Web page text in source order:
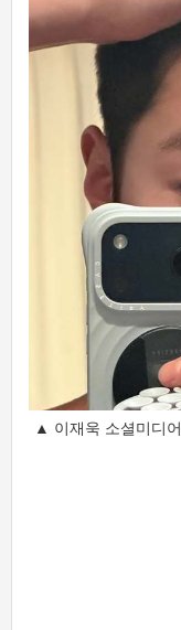
▲ 이재욱 소셜미디어